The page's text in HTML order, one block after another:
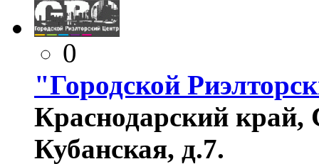
0
"Городской
Краснодарский
Кубанская, д.7.